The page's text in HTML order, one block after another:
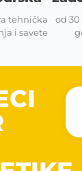
tehnička
i savete
od 30